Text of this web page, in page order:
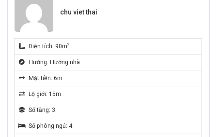
chu viet thai
Diện tích: 90m2
Hướng: Hướng nhà
Mặt tiền: 6m
Lộ giới: 15m
Số tầng: 3
Số phòng ngủ: 4